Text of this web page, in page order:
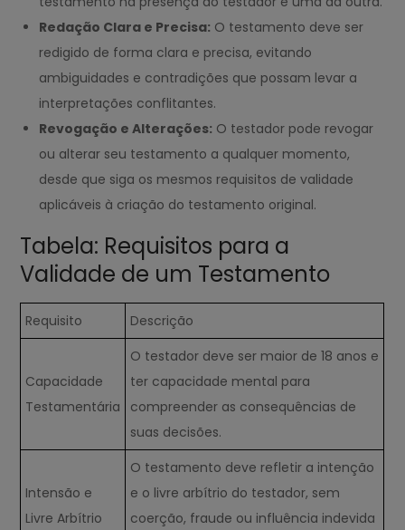
Redação Clara e Precisa: O testamento deve ser
redigido de forma clara e precisa, evitando
ambiguidades e contradições que possam levar a
interpretações conflitantes.
Revogação e Alterações: O testador pode revogar
ou alterar seu testamento a qualquer momento,
desde que siga os mesmos requisitos de validade
aplicáveis à criação do testamento original.
Tabela: Requisitos para a
Validade de um Testamento
Requisito Descrição
Capacidade
Testamentária
O testador deve ser maior de 18 anos e
ter capacidade mental para
compreender as consequências de
suas decisões.
Intensão e
Livre Arbítrio
O testamento deve refletir a intenção
e o livre arbítrio do testador, sem
coerção, fraude ou influência indevida